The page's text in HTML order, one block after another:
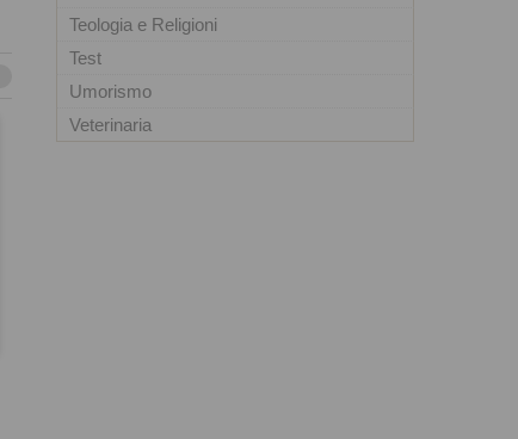
Teologia e Religioni
Test
Umorismo
Veterinaria